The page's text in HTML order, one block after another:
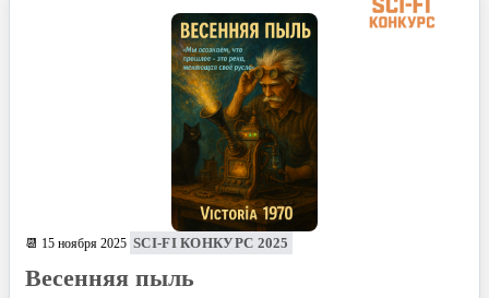
📆 15 ноября 2025 SCI-FI КОНКУРС 2025
Весенняя пыль